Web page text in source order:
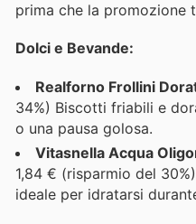
prima che la promozione
Dolci e Bevande:
Realforno Frollini
34%) Biscotti friabili e
o una pausa golosa.
Vitasnella Acqua
1,84 € (risparmio del
ideale per idratarsi